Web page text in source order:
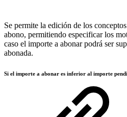
Se permite la edición de los
abono, permitiendo especificar los
caso el importe a abonar podrá ser
abonada.
Si el importe a abonar es inferior al importe